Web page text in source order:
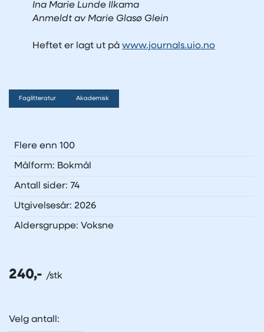
Ina Marie Lunde Ilkama
Anmeldt av Marie Glasø Glein
Heftet er lagt ut på www.journals.uio.no
Faglitteratur Akademisk
Flere enn 100
Målform: Bokmål
Antall sider: 74
Utgivelsesår: 2026
Aldersgruppe: Voksne
240,-
Velg antall: